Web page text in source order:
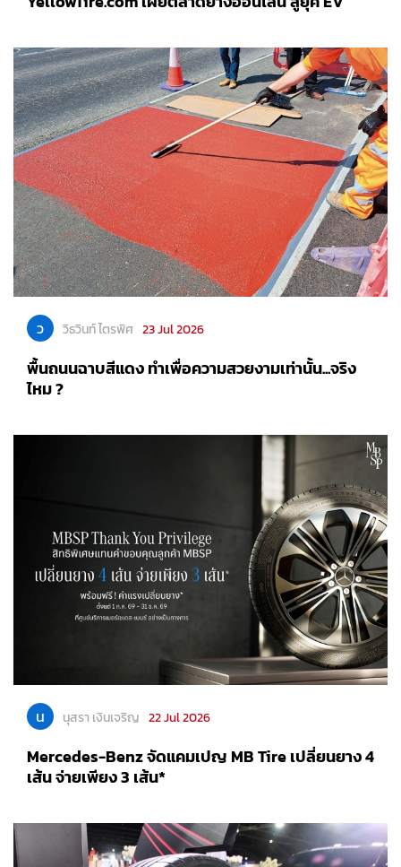
ว วิธวินท์ ไตรพิศ 23 Jul 2026
พื้นถนนฉาบสีแดง ทำเพื่อความสวยงามเท่านั้น...จริง
ไหม ?
น นุสรา เงินเจริญ 22 Jul 2026
Mercedes-Benz จัดแคมเปญ MB Tire เปลี่ยนยาง 4
เส้น จ่ายเพียง 3 เส้น*